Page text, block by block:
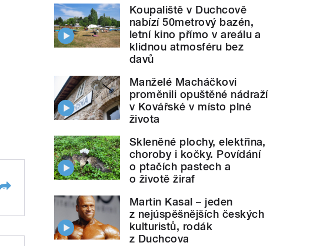
Tragická místa paměti - 1.
Koupaliště v Duchcově
nabízí 50metrový bazén,
letní kino přímo v areálu a
klidnou atmosféru bez
davů
Manželé Macháčkovi
proměnili opuštěné nádraží
v Kovářské v místo plné
života
Skleněné plochy, elektřina,
choroby i kočky. Povídání
o ptačích pastech a
o životě žiraf
Martin Kasal – jeden
z nejúspěšnějších českých
kulturistů, rodák
z Duchcova